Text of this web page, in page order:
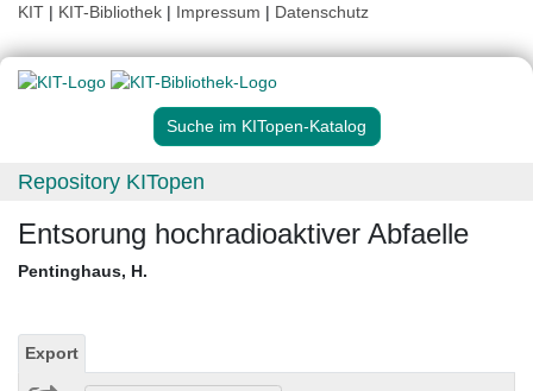
KIT | KIT-Bibliothek | Impressum | Datenschutz
Suche im KITopen-Katalog
Repository KITopen
Entsorung hochradioaktiver Abfaelle
Pentinghaus, H.
Export